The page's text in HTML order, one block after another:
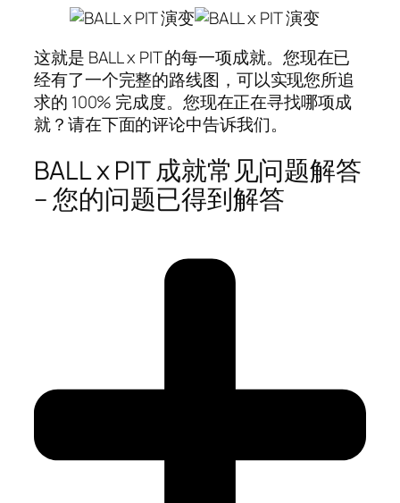
这就是 BALL x PIT 的每一项成就。您现在已
经有了一个完整的路线图，可以实现您所追
求的 100% 完成度。您现在正在寻找哪项成
就？请在下面的评论中告诉我们。
BALL x PIT 成就常见问题解答
– 您的问题已得到解答